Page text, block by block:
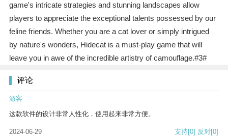
game's intricate strategies and stunning landscapes allow
players to appreciate the exceptional talents possessed by our
feline friends. Whether you are a cat lover or simply intrigued
by nature's wonders, Hidecat is a must-play game that will
leave you in awe of the incredible artistry of camouflage.#3#
评论
游客
这款软件的设计非常人性化，使用起来非常方便。
2024-06-29 支持[0] 反对[0]